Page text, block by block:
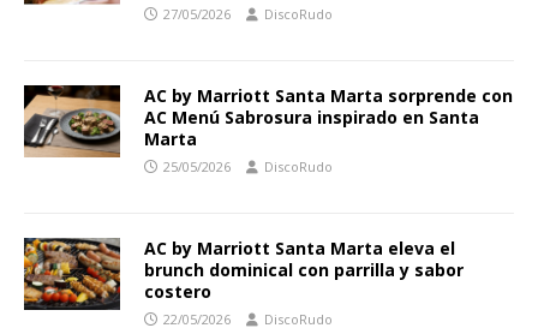
27/05/2026 DiscoRudo
AC by Marriott Santa Marta sorprende con
AC Menú Sabrosura inspirado en Santa
Marta
25/05/2026 DiscoRudo
AC by Marriott Santa Marta eleva el
brunch dominical con parrilla y sabor
costero
22/05/2026 DiscoRudo